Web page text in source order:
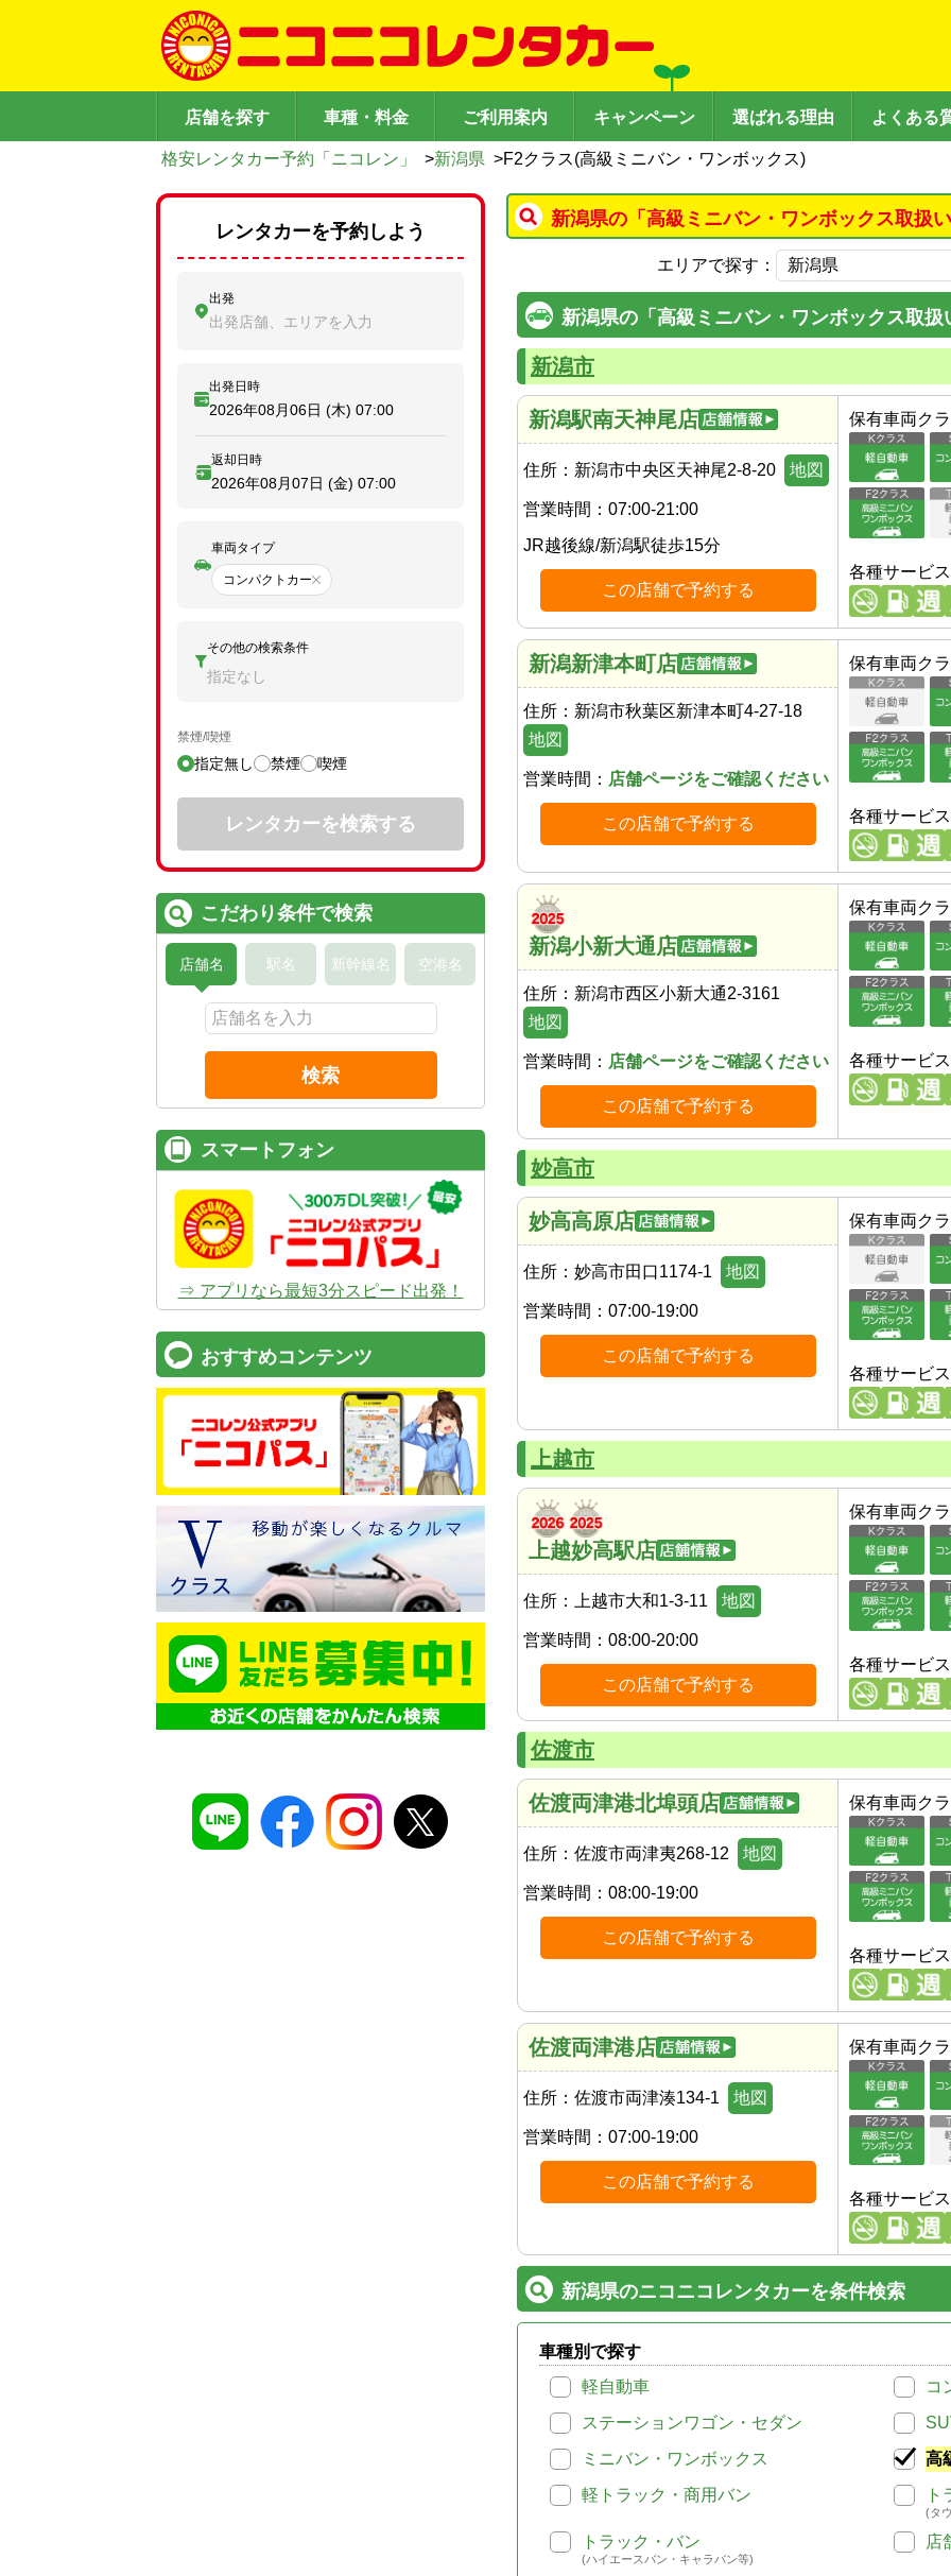
店舗を探す 車種・料金 ご利用案内 キャンペーン 選ばれる理由 よくある
格安レンタカー予約「ニコレン」 >新潟県 >F2クラス(高級ミニバン・ワンボックス)
新潟県の「高級ミニバン・ワンボックス取扱
エリアで探す：
新潟県の「高級ミニバン・ワンボックス取
新潟市
新潟駅南天神尾店
住所： 新潟市中央区天神尾2-8-20 地図
営業時間： 07:00-21:00
JR越後線/新潟駅徒歩15分
この店舗で予約する
保有車両ク
各種サービス
新潟新津本町店
住所： 新潟市秋葉区新津本町4-27-18
地図
営業時間： 店舗ページをご確認ください
この店舗で予約する
保有車両ク
各種サービス
新潟小新大通店
住所： 新潟市西区小新大通2-3161
地図
営業時間： 店舗ページをご確認ください
この店舗で予約する
保有車両ク
各種サービス
妙高市
妙高高原店
住所： 妙高市田口1174-1 地図
営業時間： 07:00-19:00
この店舗で予約する
保有車両ク
各種サービス
上越市
上越妙高駅店
住所： 上越市大和1-3-11 地図
営業時間： 08:00-20:00
この店舗で予約する
保有車両ク
各種サービス
佐渡市
佐渡両津港北埠頭店
住所： 佐渡市両津夷268-12 地図
営業時間： 08:00-19:00
この店舗で予約する
保有車両ク
各種サービス
佐渡両津港店
住所： 佐渡市両津湊134-1 地図
営業時間： 07:00-19:00
この店舗で予約する
保有車両ク
各種サービス
新潟県のニコニコレンタカーを条件検索
車種別で探す
軽自動車
コ
ステーションワゴン・セダン
ミニバン・ワンボックス
高
軽トラック・商用バン
ト
(タ
トラック・バン
(ハイエースバン・キャラバン等)
店
レンタカーを予約しよう
出発
出発店舗、エリアを入力
出発日時
2026年08月06日 (木) 07:00
返却日時
2026年08月07日 (金) 07:00
車両タイプ
コンパクトカー
その他の検索条件
指定なし
禁煙/喫煙
指定無し 禁煙 喫煙
レンタカーを検索する
こだわり条件で検索
店舗名 駅名 新幹線名 空港名
検索
スマートフォン
⇒ アプリなら最短3分スピード出発！
おすすめコンテンツ